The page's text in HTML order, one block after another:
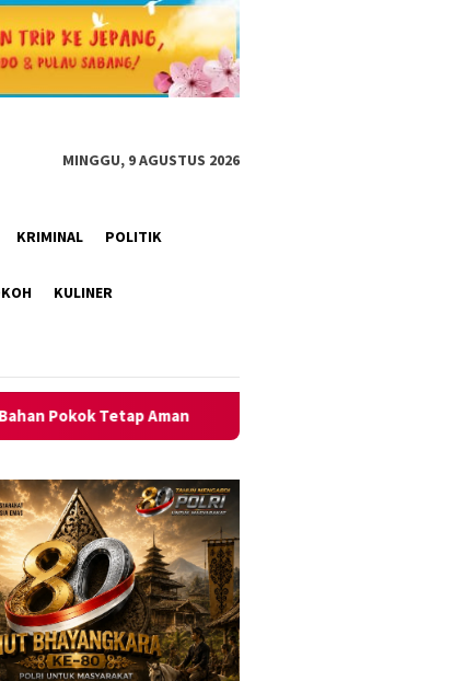
MINGGU, 9 AGUSTUS 2026
KRIMINAL POLITIK
KULINER
Polsek Kawali Pastikan Jalan Sehat HUT RI ke-81 di